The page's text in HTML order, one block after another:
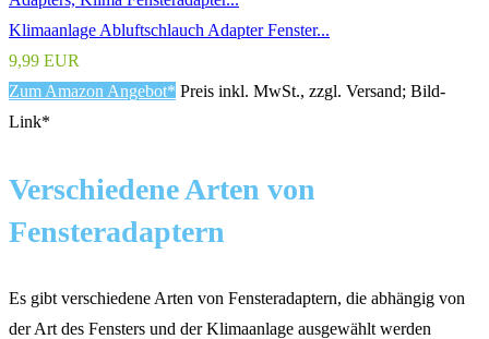
Klimaanlage Abluftschlauch Adapter Fenster...
9,99 EUR
Zum Amazon Angebot* Preis inkl. MwSt., zzgl. Versand; Bild-
Link*
Verschiedene Arten von
Fensteradaptern
Es gibt verschiedene Arten von Fensteradaptern, die abhängig von
der Art des Fensters und der Klimaanlage ausgewählt werden